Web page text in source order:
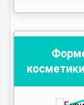
косметики